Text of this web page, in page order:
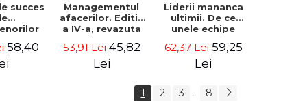
succes
sa-ti
58,40
Managementul
afacerilor. Editia
a IV-a, revazuta
Gabriel I. Nastase
53,91 Lei45,82
Lei
Liderii mananca
ultimii. De ce
unele echipe
impreuna, iar
altele nu. Editia a
62,37 Lei59,25
Lei
1 2 3 8